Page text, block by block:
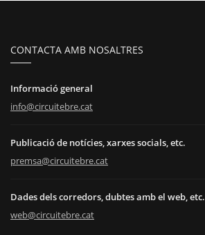
CONTACTA AMB NOSALTRES
Informació general
info@circuitebre.cat
Publicació de notícies, xarxes socials, etc.
premsa@circuitebre.cat
Dades dels corredors, dubtes amb el web, etc.
web@circuitebre.cat